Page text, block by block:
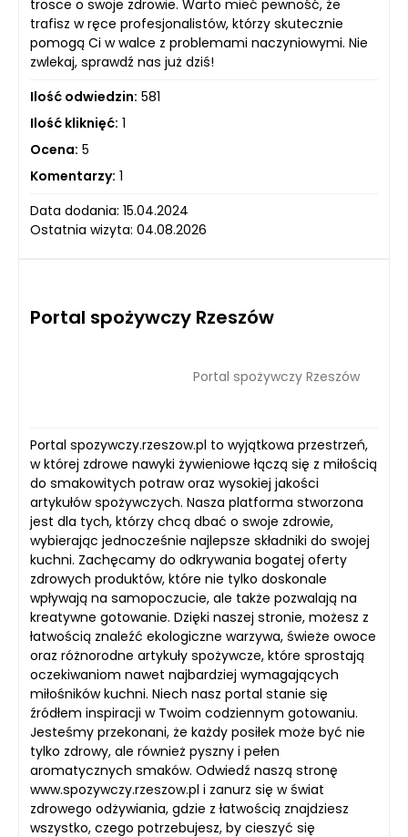
trosce o swoje zdrowie. Warto mieć pewność, że
trafisz w ręce profesjonalistów, którzy skutecznie
pomogą Ci w walce z problemami naczyniowymi. Nie
zwlekaj, sprawdź nas już dziś!
Ilość odwiedzin: 581
Ilość kliknięć: 1
Ocena: 5
Komentarzy: 1
Data dodania: 15.04.2024
Ostatnia wizyta: 04.08.2026
Portal spożywczy Rzeszów
Portal spożywczy Rzeszów
Portal spozywczy.rzeszow.pl to wyjątkowa przestrzeń,
w której zdrowe nawyki żywieniowe łączą się z miłością
do smakowitych potraw oraz wysokiej jakości
artykułów spożywczych. Nasza platforma stworzona
jest dla tych, którzy chcą dbać o swoje zdrowie,
wybierając jednocześnie najlepsze składniki do swojej
kuchni. Zachęcamy do odkrywania bogatej oferty
zdrowych produktów, które nie tylko doskonale
wpływają na samopoczucie, ale także pozwalają na
kreatywne gotowanie. Dzięki naszej stronie, możesz z
łatwością znaleźć ekologiczne warzywa, świeże owoce
oraz różnorodne artykuły spożywcze, które sprostają
oczekiwaniom nawet najbardziej wymagających
miłośników kuchni. Niech nasz portal stanie się
źródłem inspiracji w Twoim codziennym gotowaniu.
Jesteśmy przekonani, że każdy posiłek może być nie
tylko zdrowy, ale również pyszny i pełen
aromatycznych smaków. Odwiedź naszą stronę
www.spozywczy.rzeszow.pl i zanurz się w świat
zdrowego odżywiania, gdzie z łatwością znajdziesz
wszystko, czego potrzebujesz, by cieszyć się